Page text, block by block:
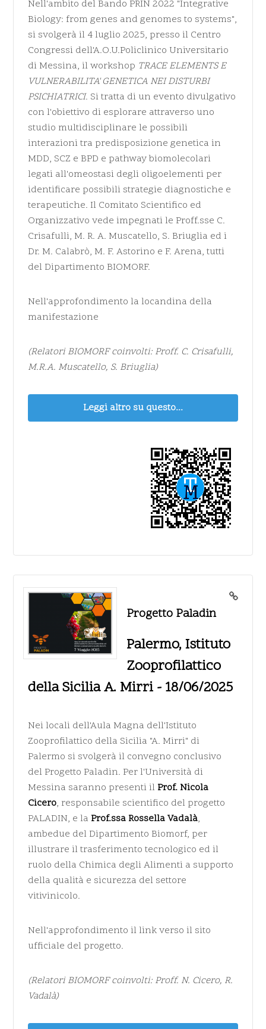
Nell'ambito del Bando PRIN 2022 "Integrative
Biology: from genes and genomes to systems",
si svolgerà il 4 luglio 2025, presso il Centro
Congressi dell'A.O.U.Policlinico Universitario
di Messina, il workshop TRACE ELEMENTS E
VULNERABILITA' GENETICA NEI DISTURBI
PSICHIATRICI. Si tratta di un evento divulgativo
con l'obiettivo di esplorare attraverso uno
studio multidisciplinare le possibili
interazioni tra predisposizione genetica in
MDD, SCZ e BPD e pathway biomolecolari
legati all'omeostasi degli oligoelementi per
identificare possibili strategie diagnostiche e
terapeutiche. Il Comitato Scientifico ed
Organizzativo vede impegnati le Proff.sse C.
Crisafulli, M. R. A. Muscatello, S. Briuglia ed i
Dr. M. Calabrò, M. F. Astorino e F. Arena, tutti
del Dipartimento BIOMORF.
Nell'approfondimento la locandina della
manifestazione
(Relatori BIOMORF coinvolti: Proff. C. Crisafulli,
M.R.A. Muscatello, S. Briuglia)
Leggi altro su questo...
Progetto Paladin
Palermo, Istituto
Zooprofilattico
della Sicilia A. Mirri - 18/06/2025
Nei locali dell'Aula Magna dell'Istituto
Zooprofilattico della Sicilia "A. Mirri" di
Palermo si svolgerà il convegno conclusivo
del Progetto Paladin. Per l'Università di
Messina saranno presenti il Prof. Nicola
Cicero, responsabile scientifico del progetto
PALADIN, e la Prof.ssa Rossella Vadalà,
ambedue del Dipartimento Biomorf, per
illustrare il trasferimento tecnologico ed il
ruolo della Chimica degli Alimenti a supporto
della qualità e sicurezza del settore
vitivinicolo.
Nell'approfondimento il link verso il sito
ufficiale del progetto.
(Relatori BIOMORF coinvolti: Proff. N. Cicero, R.
Vadalà)